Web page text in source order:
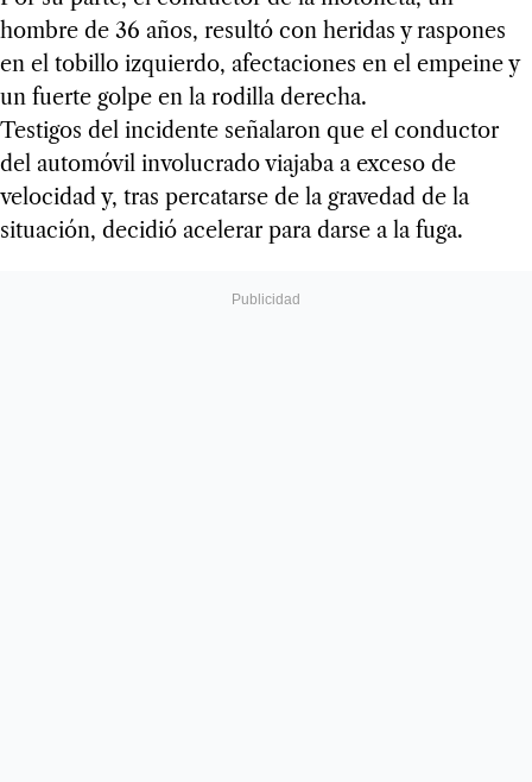
hombre de 36 años, resultó con heridas y raspones
en el tobillo izquierdo, afectaciones en el empeine y
un fuerte golpe en la rodilla derecha.
Testigos del incidente señalaron que el conductor
del automóvil involucrado viajaba a exceso de
velocidad y, tras percatarse de la gravedad de la
situación, decidió acelerar para darse a la fuga.